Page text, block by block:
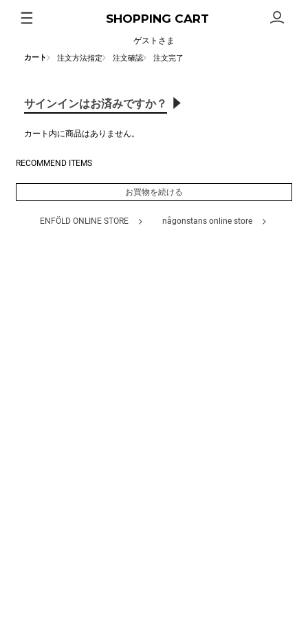
SHOPPING CART
ゲストさま
カート 注文方法指定 注文確認 注文完了
サインインはお済みですか？
カート内に商品はありません。
RECOMMEND ITEMS
お買物を続ける
ENFÖLD ONLINE STORE någonstans online store